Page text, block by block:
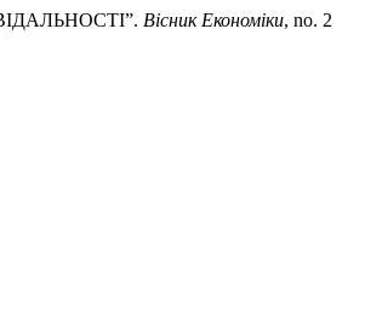
Вісник Економіки, no. 2